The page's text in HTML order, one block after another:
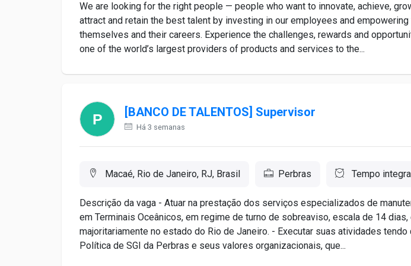
We are looking for the right people — people who want to innovate, achieve,
attract and retain the best talent by investing in our employees and
themselves and their careers. Experience the challenges, rewards and
one of the world’s largest providers of products and services to the...
[BANCO DE TALENTOS] Supervisor
Há 3 semanas
Macaé, Rio de Janeiro, RJ, Brasil Perbras Tempo
Descrição da vaga - Atuar na prestação dos serviços especializados de
em Terminais Oceânicos, em regime de turno de sobreaviso, escala de 14 dias,
majoritariamente no estado do Rio de Janeiro. - Executar suas atividades
Política de SGI da Perbras e seus valores organizacionais, que...